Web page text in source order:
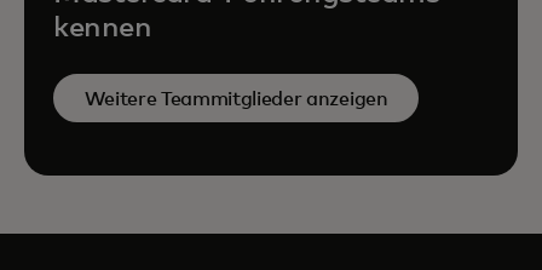
kennen
Weitere Teammitglieder anzeigen